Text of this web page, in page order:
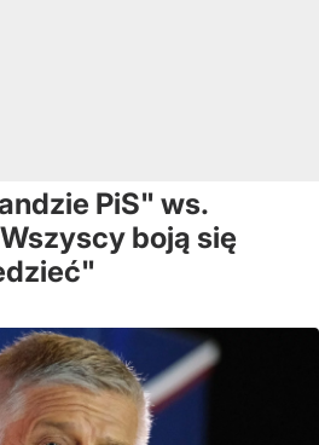
PiS" ws.
boją się